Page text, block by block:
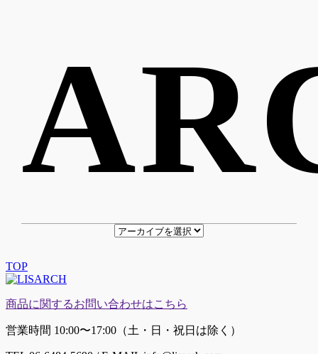
TOP
商品に関するお問い合わせはこちら
営業時間 10:00〜17:00（土・日・祝日は除く）